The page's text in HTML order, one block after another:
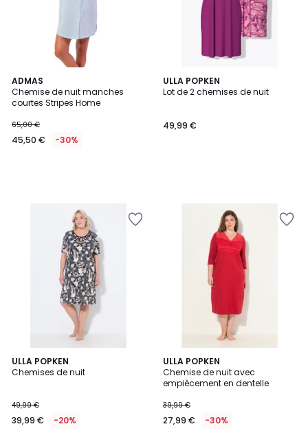
ADMAS
Chemise de nuit manches
courtes Stripes Home
65,00 €
45,50 € -30%
ULLA POPKEN
Lot de 2 chemises de nuit
49,99 €
ULLA POPKEN
Chemises de nuit
49,99 €
39,99 € -20%
ULLA POPKEN
Chemise de nuit avec
empiècement en dentelle
39,99 €
27,99 € -30%